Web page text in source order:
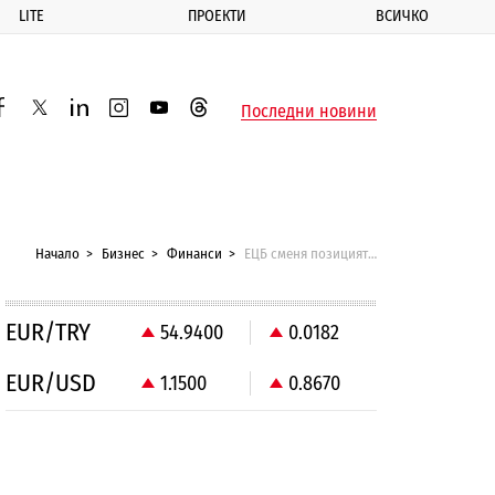
LITE ПРОЕКТИ ВСИЧКО
twitterlinkedininstagram
youtubethreadsПоследни новини
Начало Бизнес Финанси ЕЦБ сменя позицията си за банковите загуби
EUR/TRY 54.9400 0.0182
EUR/USD 1.1500 0.8670